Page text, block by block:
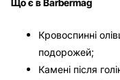
Що є в Barbermag
Кровоспинні
подорожей;
Камені після